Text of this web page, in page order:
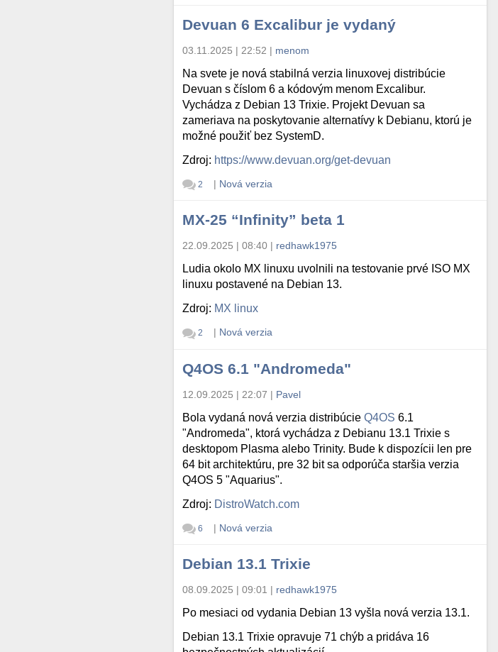
Devuan 6 Excalibur je vydaný
03.11.2025 | 22:52 | menom
Na svete je nová stabilná verzia linuxovej distribúcie
Devuan s číslom 6 a kódovým menom Excalibur.
Vychádza z Debian 13 Trixie. Projekt Devuan sa
zameriava na poskytovanie alternatívy k Debianu, ktorú je
možné použiť bez SystemD.
Zdroj: https://www.devuan.org/get-devuan
2 | Nová verzia
MX-25 “Infinity” beta 1
22.09.2025 | 08:40 | redhawk1975
Ludia okolo MX linuxu uvolnili na testovanie prvé ISO MX
linuxu postavené na Debian 13.
Zdroj: MX linux
2 | Nová verzia
Q4OS 6.1 "Andromeda"
12.09.2025 | 22:07 | Pavel
Bola vydaná nová verzia distribúcieQ4OS 6.1
"Andromeda", ktorá vychádza z Debianu 13.1 Trixie s
desktopom Plasma alebo Trinity. Bude k dispozícii len pre
64 bit architektúru, pre 32 bit sa odporúča staršia verzia
Q4OS 5 "Aquarius".
Zdroj: DistroWatch.com
6 | Nová verzia
Debian 13.1 Trixie
08.09.2025 | 09:01 | redhawk1975
Po mesiaci od vydania Debian 13 vyšla nová verzia 13.1.
Debian 13.1 Trixie opravuje 71 chýb a pridáva 16